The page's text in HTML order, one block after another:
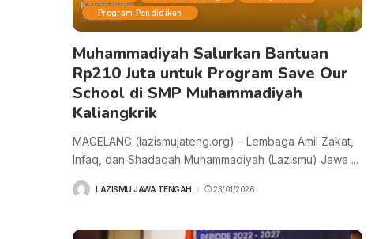
Program Pendidikan
Muhammadiyah Salurkan Bantuan
Rp210 Juta untuk Program Save Our
School di SMP Muhammadiyah
Kaliangkrik
MAGELANG (lazismujateng.org) – Lembaga Amil Zakat,
Infaq, dan Shadaqah Muhammadiyah (Lazismu) Jawa ...
POSTEDLAZISMU JAWA TENGAH 23/01/2026